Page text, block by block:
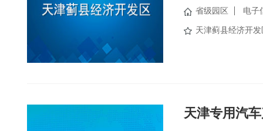
省级园区 电子
天津蓟县经济开
天津专用汽